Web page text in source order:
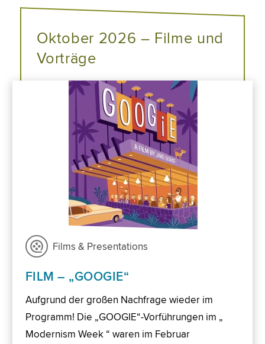
Oktober 2026 – Filme und
Vorträge
Films & Presentations
FILM – „GOOGIE“
Aufgrund der großen Nachfrage wieder im
Programm! Die „GOOGIE“-Vorführungen im „
Modernism Week “ waren im Februar